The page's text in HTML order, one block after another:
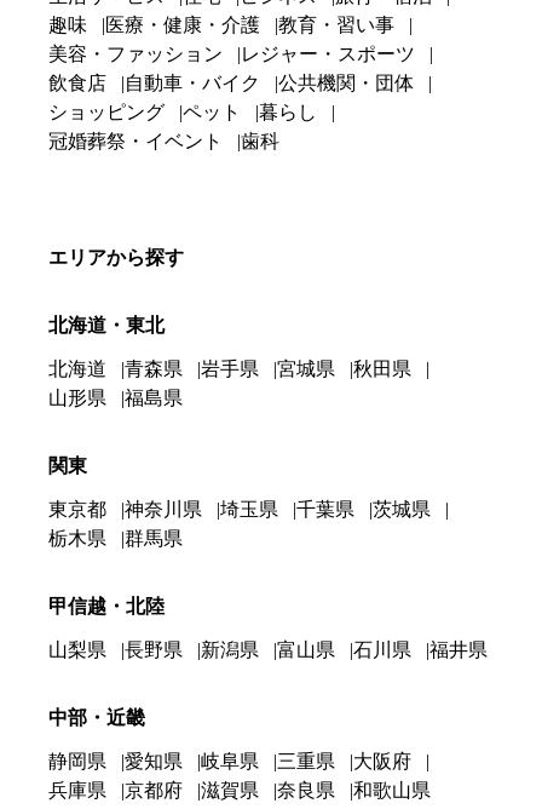
趣味
医療・健康・介護
教育・習い事
美容・ファッション
レジャー・スポーツ
飲食店
自動車・バイク
公共機関・団体
ショッピング
ペット
暮らし
冠婚葬祭・イベント
歯科
エリアから探す
北海道・東北
北海道 青森県 岩手県 宮城県
秋田県
山形県
福島県
関東
東京都 神奈川県 埼玉県 千葉県
茨城県
栃木県
群馬県
甲信越・北陸
山梨県 長野県 新潟県 富山県 石川県 福井県
中部・近畿
静岡県 愛知県 岐阜県 三重県
大阪府
兵庫県
京都府 滋賀県 奈良県 和歌山県